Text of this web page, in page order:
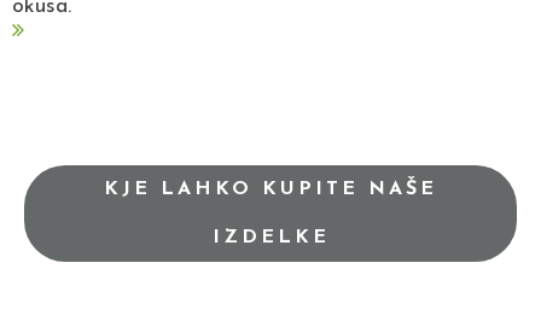
okusa.
KJE LAHKO KUPITE NAŠE
IZDELKE